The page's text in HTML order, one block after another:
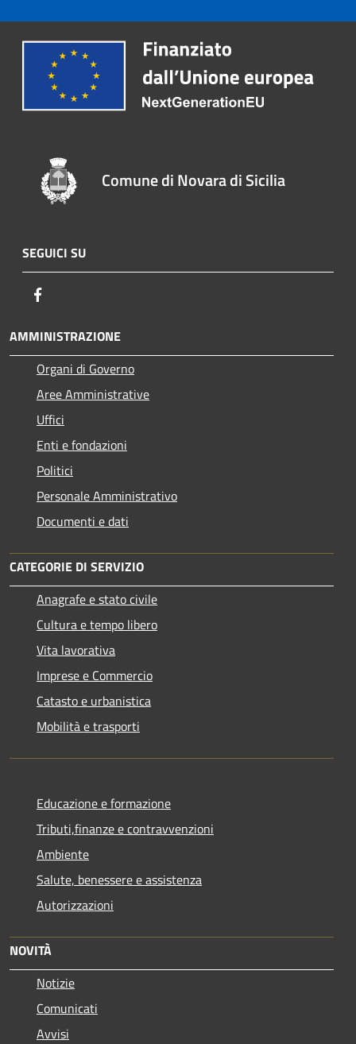
Comune di Novara di Sicilia
SEGUICI SU
AMMINISTRAZIONE
Organi di Governo
Aree Amministrative
Uffici
Enti e fondazioni
Politici
Personale Amministrativo
Documenti e dati
CATEGORIE DI SERVIZIO
Anagrafe e stato civile
Cultura e tempo libero
Vita lavorativa
Imprese e Commercio
Catasto e urbanistica
Mobilità e trasporti
Educazione e formazione
Tributi,finanze e contravvenzioni
Ambiente
Salute, benessere e assistenza
Autorizzazioni
NOVITÀ
Notizie
Comunicati
Avvisi